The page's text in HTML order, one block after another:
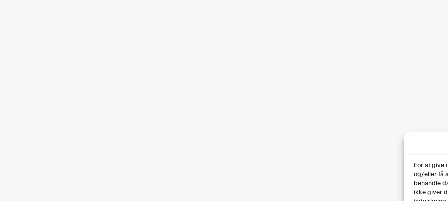
For at give
og/eller få
behandle
ikke giver